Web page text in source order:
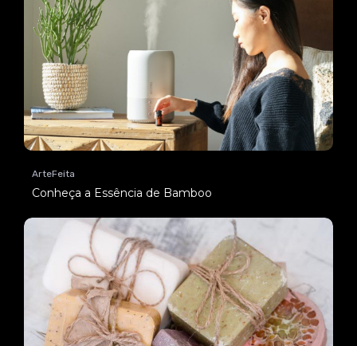
ArteFeita
Conheça a Essência de Bamboo